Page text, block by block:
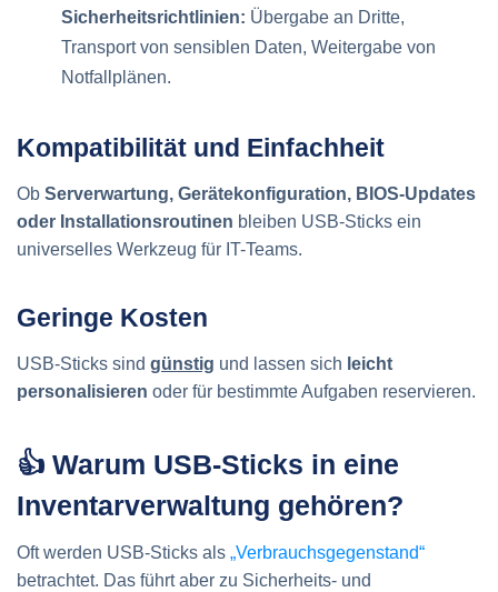
Sicherheitsrichtlinien: Übergabe an Dritte,
Transport von sensiblen Daten, Weitergabe von
Notfallplänen.
Kompatibilität und Einfachheit
Ob Serverwartung, Gerätekonfiguration, BIOS-Updates
oder Installationsroutinen bleiben USB-Sticks ein
universelles Werkzeug für IT-Teams.
Geringe Kosten
USB-Sticks sind günstig und lassen sich leicht
personalisieren oder für bestimmte Aufgaben reservieren.
👍 Warum USB-Sticks in eine
Inventarverwaltung gehören?
Oft werden USB-Sticks als „Verbrauchsgegenstand“
betrachtet. Das führt aber zu Sicherheits- und